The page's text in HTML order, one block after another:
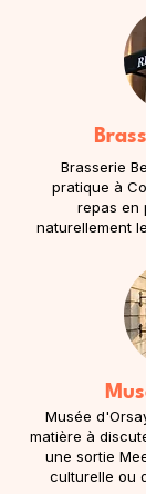
Brasserie
pratique à
repas en
naturellement
Musée
matière à
une sortie
culturelle ou